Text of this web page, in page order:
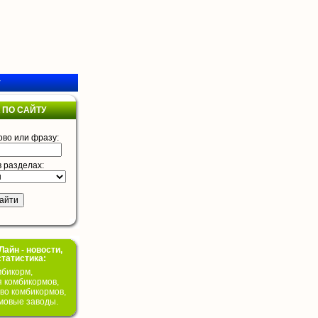
САЙТУ
или фразу:
разделах:
- новости,
комбикормов,
комбикормов,
заводы.